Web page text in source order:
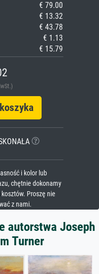
€ 79.00
€ 13.32
€ 43.78
€ 1.13
€ 15.79
i kolor lub
chętnie dokonamy
Proszę nie
z nami.
autorstwa Joseph
Turner